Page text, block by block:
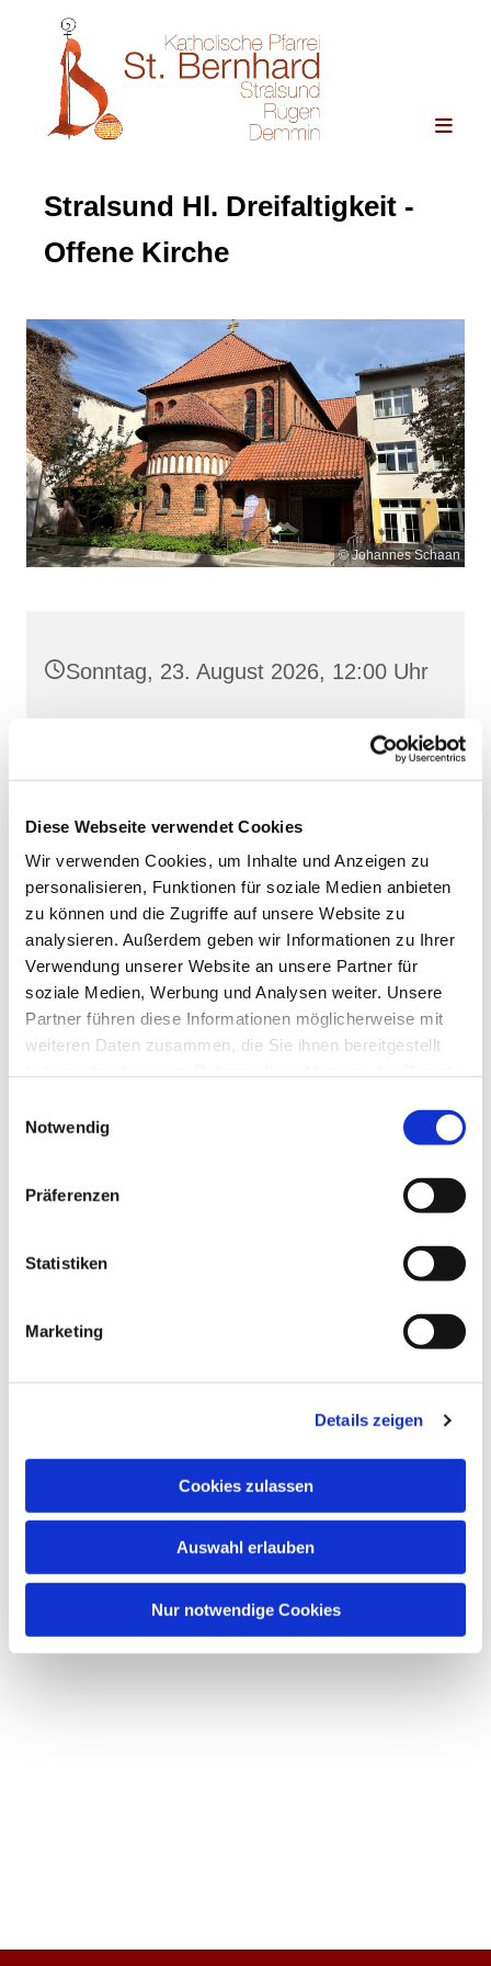
Diese Webseite verwendet Cookies
Wir verwenden Cookies, um Inhalte und Anzeigen zu
personalisieren, Funktionen für soziale Medien anbieten
zu können und die Zugriffe auf unsere Website zu
analysieren. Außerdem geben wir Informationen zu Ihrer
Verwendung unserer Website an unsere Partner für
soziale Medien, Werbung und Analysen weiter. Unsere
Partner führen diese Informationen möglicherweise mit
weiteren Daten zusammen, die Sie ihnen bereitgestellt
Notwendig
Präferenzen
Statistiken
Marketing
Details zeigen
Cookies zulassen
Auswahl erlauben
Nur notwendige Cookies
Stralsund Hl. Dreifaltigkeit -
Offene Kirche
© Johannes Schaan
Sonntag, 23. August 2026, 12:00 Uhr